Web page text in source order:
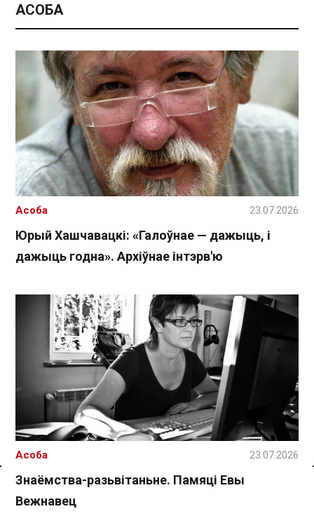
Спасылка без VPN
АСОБА
Юрый Хашчавацкі: «Галоўнае — дажыць, і
дажыць годна». Архіўнае інтэрв'ю
Асоба 23.07.2026
Знаёмства-разьвітаньне. Памяці Евы
Вежнавец
Асоба 23.07.2026